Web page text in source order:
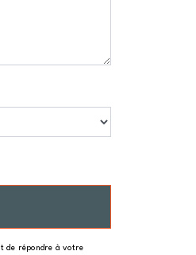
de répondre à votre